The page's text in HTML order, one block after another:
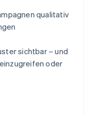
qualitativ
sichtbar – und
oder